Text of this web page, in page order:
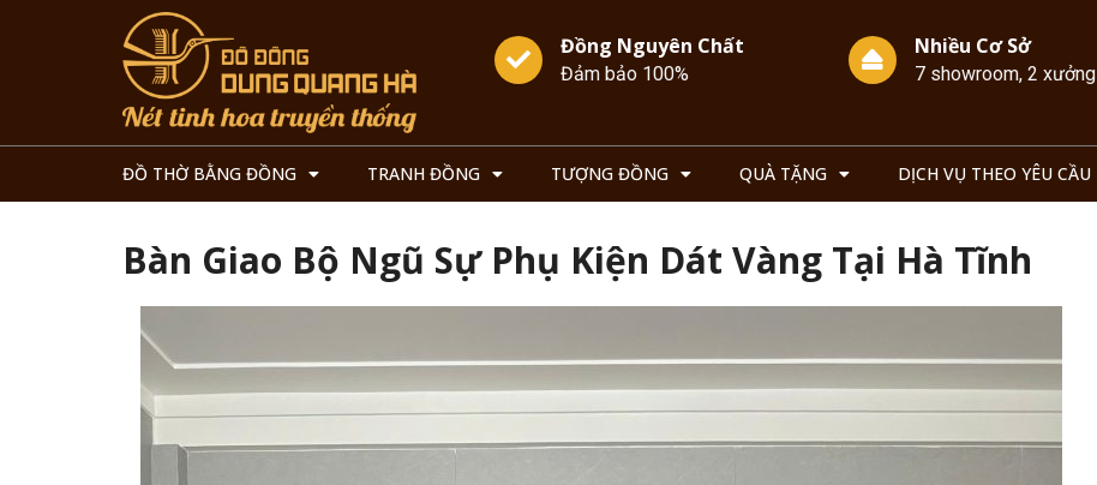
Đồng Nguyên Chất
Đảm bảo 100%
Nhiều Cơ Sở
7 showroom, 2 xưởng
ĐỒ THỜ BẰNG ĐỒNG TRANH ĐỒNG TƯỢNG ĐỒNG QUÀ TẶNG DỊCH VỤ THEO YÊU CẦU
Bàn Giao Bộ Ngũ Sự Phụ Kiện Dát Vàng Tại Hà Tĩnh